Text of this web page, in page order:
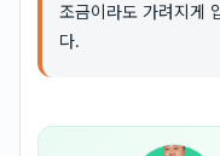
조금이라도 가려지게
다.